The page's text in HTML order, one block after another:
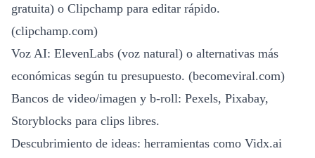
gratuita) o Clipchamp para editar rápido.
(clipchamp.com)
Voz AI: ElevenLabs (voz natural) o alternativas más
económicas según tu presupuesto. (becomeviral.com)
Bancos de video/imagen y b-roll: Pexels, Pixabay,
Storyblocks para clips libres.
Descubrimiento de ideas: herramientas como Vidx.ai